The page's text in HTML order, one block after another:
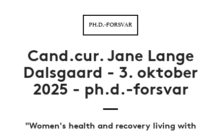
PH.D.-FORSVAR
Cand.cur. Jane Lange
Dalsgaard - 3. oktober
2025 - ph.d.-forsvar
"Women's health and recovery living with